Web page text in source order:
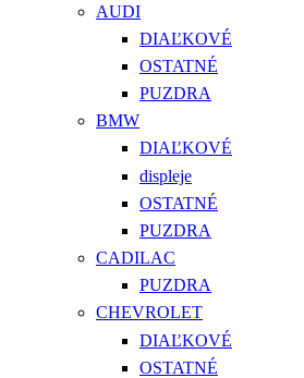
AUDI
DIAĽKOVÉ
OSTATNÉ
PUZDRA
BMW
DIAĽKOVÉ
displeje
OSTATNÉ
PUZDRA
CADILAC
PUZDRA
CHEVROLET
DIAĽKOVÉ
OSTATNÉ